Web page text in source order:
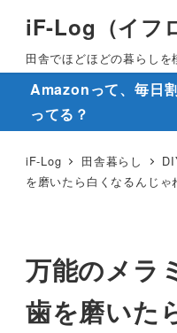
iF-Log（イフ
田舎でほどほどの暮らしを
Amazonって、毎日
ってる？
iF-Log 田舎暮らし
を磨いたら白くなるんじゃ
万能のメラ
歯を磨いた